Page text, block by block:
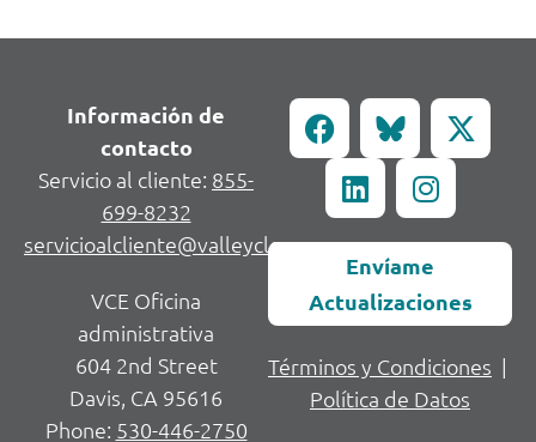
Información de
contacto
Servicio al cliente: 855-
699-8232
servicioalcliente@valleycleanenergy.org
VCE Oficina
administrativa
604 2nd Street
Davis, CA 95616
Phone: 530-446-2750
Envíame
Actualizaciones
Términos y Condiciones |
Política de Datos